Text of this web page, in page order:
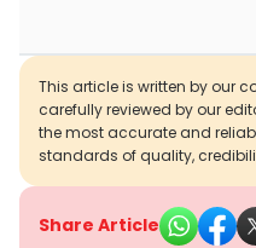
This article is written by our
carefully reviewed by our
the most accurate and
standards of quality,
Share Article